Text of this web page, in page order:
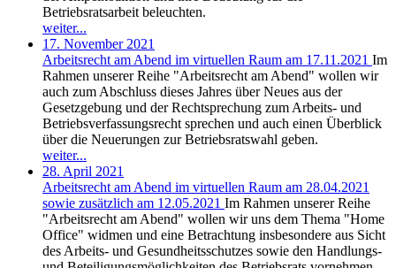
Betriebsratsarbeit beleuchten.
weiter...
17. November 2021
Arbeitsrecht am Abend im virtuellen Raum am 17.11.2021 Im
Rahmen unserer Reihe "Arbeitsrecht am Abend" wollen wir
auch zum Abschluss dieses Jahres über Neues aus der
Gesetzgebung und der Rechtsprechung zum Arbeits- und
Betriebsverfassungsrecht sprechen und auch einen Überblick
über die Neuerungen zur Betriebsratswahl geben.
weiter...
28. April 2021
Arbeitsrecht am Abend im virtuellen Raum am 28.04.2021
sowie zusätzlich am 12.05.2021 Im Rahmen unserer Reihe
"Arbeitsrecht am Abend" wollen wir uns dem Thema "Home
Office" widmen und eine Betrachtung insbesondere aus Sicht
des Arbeits- und Gesundheitsschutzes sowie den Handlungs-